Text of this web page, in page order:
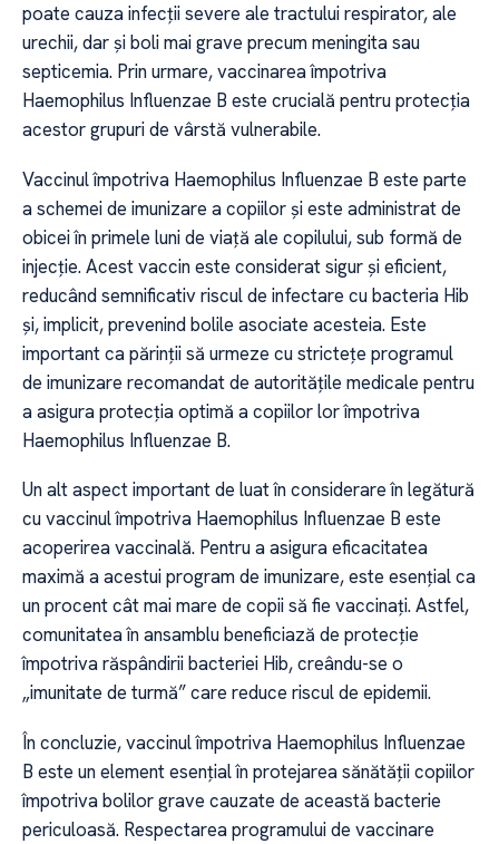
poate cauza infecții severe ale tractului respirator, ale
urechii, dar și boli mai grave precum meningita sau
septicemia. Prin urmare, vaccinarea împotriva
Haemophilus Influenzae B este crucială pentru protecția
acestor grupuri de vârstă vulnerabile.
Vaccinul împotriva Haemophilus Influenzae B este parte
a schemei de imunizare a copiilor și este administrat de
obicei în primele luni de viață ale copilului, sub formă de
injecție. Acest vaccin este considerat sigur și eficient,
reducând semnificativ riscul de infectare cu bacteria Hib
și, implicit, prevenind bolile asociate acesteia. Este
important ca părinții să urmeze cu strictețe programul
de imunizare recomandat de autoritățile medicale pentru
a asigura protecția optimă a copiilor lor împotriva
Haemophilus Influenzae B.
Un alt aspect important de luat în considerare în legătură
cu vaccinul împotriva Haemophilus Influenzae B este
acoperirea vaccinală. Pentru a asigura eficacitatea
maximă a acestui program de imunizare, este esențial ca
un procent cât mai mare de copii să fie vaccinați. Astfel,
comunitatea în ansamblu beneficiază de protecție
împotriva răspândirii bacteriei Hib, creându-se o
„imunitate de turmă” care reduce riscul de epidemii.
În concluzie, vaccinul împotriva Haemophilus Influenzae
B este un element esențial în protejarea sănătății copiilor
împotriva bolilor grave cauzate de această bacterie
periculoasă. Respectarea programului de vaccinare